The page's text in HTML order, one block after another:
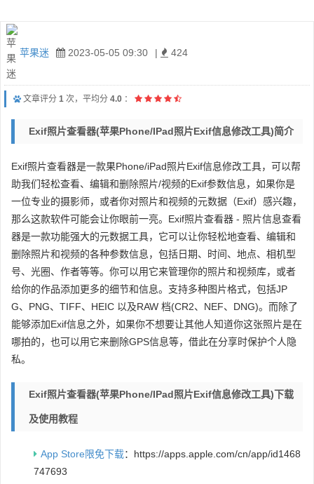
苹果迷 2023-05-05 09:30 | 424
文章评分 1 次，平均分 4.0 ：
Exif照片查看器(苹果Phone/iPad照片Exif信息修改工具)简介
Exif照片查看器是一款果Phone/iPad照片Exif信息修改工具，可以帮
助我们轻松查看、编辑和删除照片/视频的Exif参数信息，如果你是
一位专业的摄影师，或者你对照片和视频的元数据（Exif）感兴趣，
那么这款软件可能会让你眼前一亮。Exif照片查看器 - 照片信息查看
器是一款功能强大的元数据工具，它可以让你轻松地查看、编辑和
删除照片和视频的各种参数信息，包括日期、时间、地点、相机型
号、光圈、作者等等。你可以用它来管理你的照片和视频库，或者
给你的作品添加更多的细节和信息。支持多种图片格式，包括JP
G、PNG、TIFF、HEIC 以及RAW 档(CR2、NEF、DNG)。而除了
能够添加Exif信息之外，如果你不想要让其他人知道你这张照片是在
哪拍的，也可以用它来删除GPS信息等，借此在分享时保护个人隐
私。
Exif照片查看器(苹果Phone/iPad照片Exif信息修改工具)下载
及使用教程
App Store限免下载：https://apps.apple.com/cn/app/id1468
747693